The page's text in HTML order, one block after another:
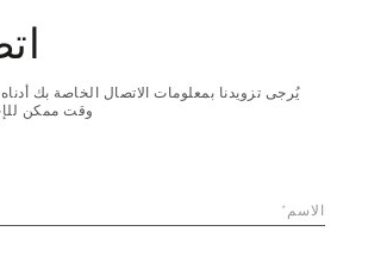
يُرجى تزويدنا بمعلومات الاتصال الخاصة بك
وقت ممكن